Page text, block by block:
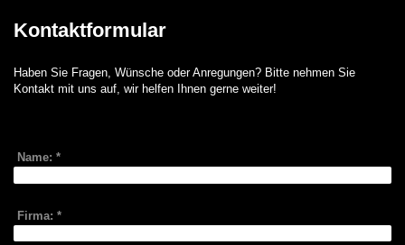
Kontaktformular
Haben Sie Fragen, Wünsche oder Anregungen? Bitte nehmen Sie
Kontakt mit uns auf, wir helfen Ihnen gerne weiter!
Name: *
Firma: *